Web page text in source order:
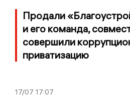
Продали
и его команда,
совершили
приватизацию
17/07 17:07